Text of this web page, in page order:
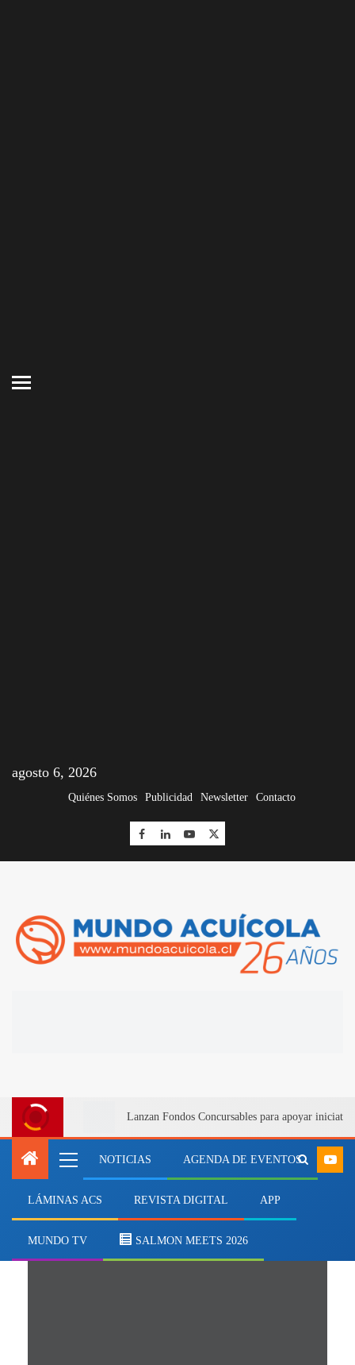
agosto 6, 2026
Quiénes Somos Publicidad Newsletter Contacto
Lanzan Fondos Concursables para apoyar
NOTICIAS AGENDA DE EVENTOS
LÁMINAS ACS REVISTA DIGITAL APP
MUNDO TV SALMON MEETS 2026
Chome